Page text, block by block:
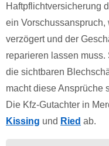
Haftpflichtversicherung
ein
verzögert und der
reparieren lassen
die sichtbaren
macht diese Ansprüche
Die Kfz-Gutachter in
Kissing und Ried ab.